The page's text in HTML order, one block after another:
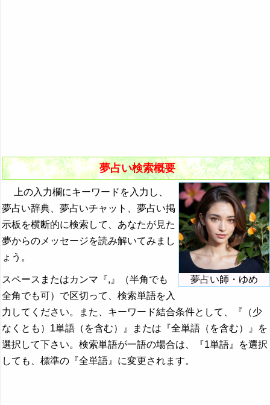
夢占い検索概要
夢占い師・ゆめ
上の入力欄にキーワードを入力し、
夢占い辞典、夢占いチャット、夢占い掲
示板を横断的に検索して、あなたが見た
夢からのメッセージを読み解いてみまし
ょう。
スペースまたはカンマ『,』（半角でも
全角でも可）で区切って、検索単語を入
力してください。また、キーワード結合条件として、『（少
なくとも）1単語（を含む）』または『全単語（を含む）』を
選択して下さい。検索単語が一語の場合は、『1単語』を選択
しても、標準の『全単語』に変更されます。